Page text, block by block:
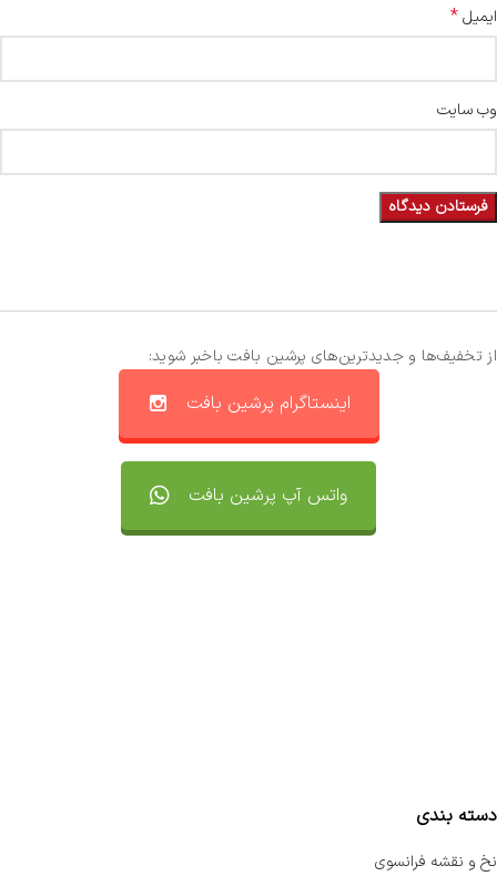
ایمیل*
وب‌ سایت
از تخفیف‌ها و جدیدترین‌های پرشین بافت باخبر شوید:
اینستاگرام پرشین بافت
واتس آپ پرشین بافت
دسته بندی
نخ و نقشه فرانسوی